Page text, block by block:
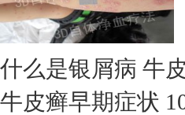
什么是银屑病 牛
牛皮癣早期症状